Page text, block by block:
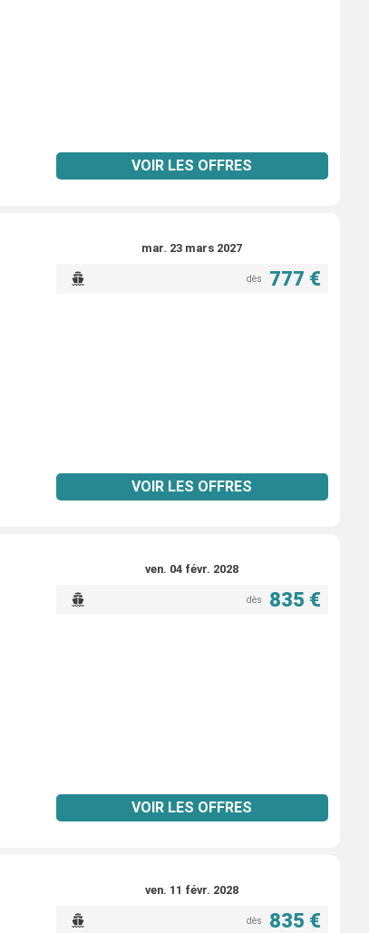
VOIR LES OFFRES
mar. 23 mars 2027
dès 777 €
VOIR LES OFFRES
ven. 04 févr. 2028
dès 835 €
VOIR LES OFFRES
ven. 11 févr. 2028
dès 835 €